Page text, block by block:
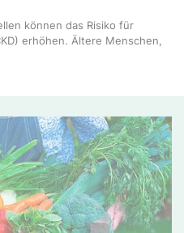
können das Risiko für
erhöhen. Ältere Menschen,